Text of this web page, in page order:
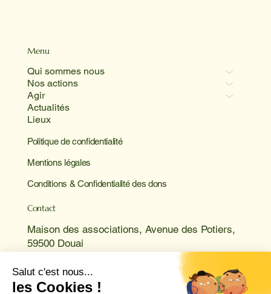
Menu
Qui sommes nous
Nos actions
Agir
Actualités
Lieux
Politique de confidentialité
Mentions légales
Conditions & Confidentialité des dons
Contact
Maison des associations, Avenue des Potiers,
59500 Douai
Du lundi au vendredi de 10h à 12h et de 17h à
21h